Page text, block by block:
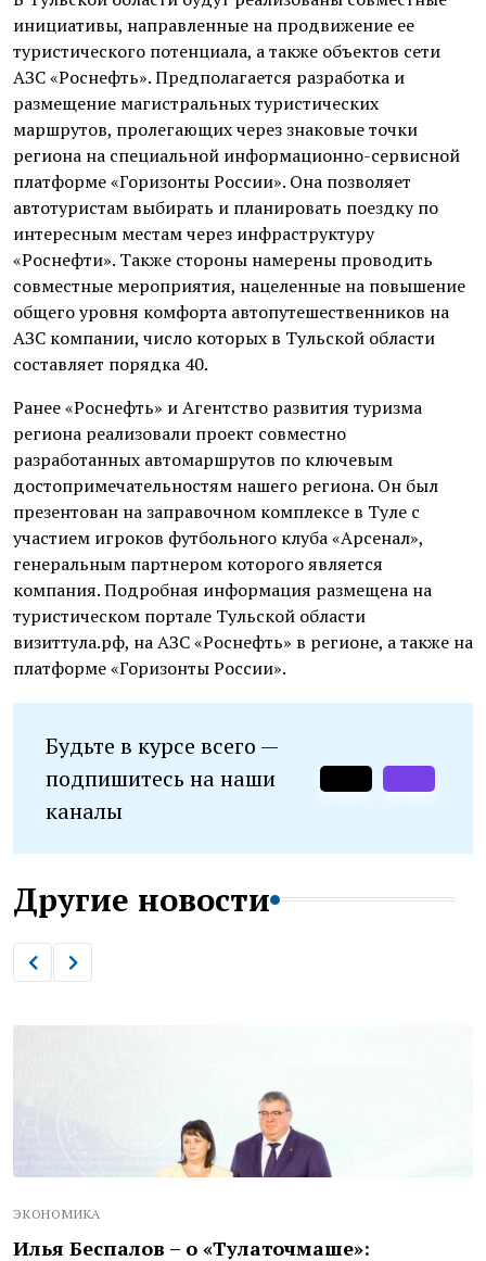
инициативы, направленные на продвижение ее
туристического потенциала, а также объектов сети
АЗС «Роснефть». Предполагается разработка и
размещение магистральных туристических
маршрутов, пролегающих через знаковые точки
региона на специальной информационно-сервисной
платформе «Горизонты России». Она позволяет
автотуристам выбирать и планировать поездку по
интересным местам через инфраструктуру
«Роснефти». Также стороны намерены проводить
совместные мероприятия, нацеленные на повышение
общего уровня комфорта автопутешественников на
АЗС компании, число которых в Тульской области
составляет порядка 40.
Ранее «Роснефть» и Агентство развития туризма
региона реализовали проект совместно
разработанных автомаршрутов по ключевым
достопримечательностям нашего региона. Он был
презентован на заправочном комплексе в Туле с
участием игроков футбольного клуба «Арсенал»,
генеральным партнером которого является
компания. Подробная информация размещена на
туристическом портале Тульской области
визиттула.рф, на АЗС «Роснефть» в регионе, а также на
платформе «Горизонты России».
Будьте в курсе всего —
подпишитесь на наши
каналы
Другие новости
ЭКОНОМИКА
Илья Беспалов – о «Тулаточмаше»: